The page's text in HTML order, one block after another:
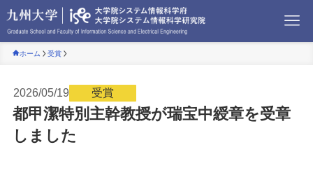
ホーム 受賞
2026/05/19 受賞
都甲潔特別主幹教授が瑞宝中綬章を受章
しました